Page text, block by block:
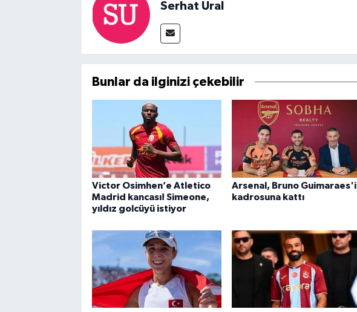
Serhat Ural
Bunlar da ilginizi çekebilir
Victor Osimhen’e Atletico
Madrid kancası! Simeone,
yıldız golcüyü istiyor
Arsenal, Bruno Guimaraes'i
kadrosuna kattı